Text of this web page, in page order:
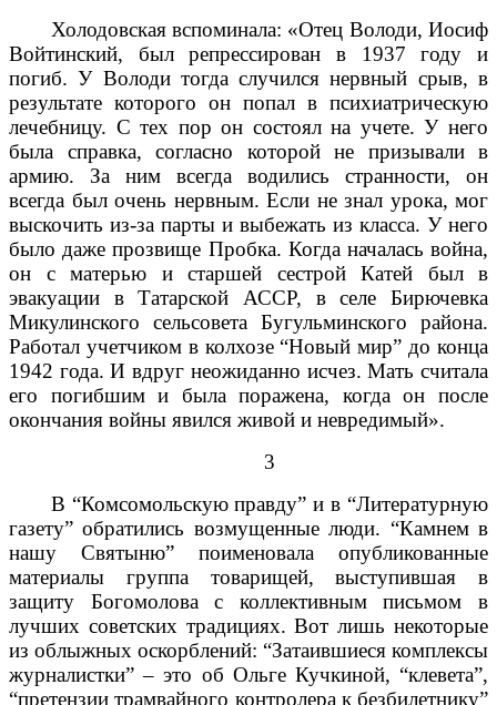
Холодовская вспоминала: «Отец Володи, Иосиф
Войтинский, был репрессирован в 1937 году и
погиб. У Володи тогда случился нервный срыв, в
результате которого он попал в психиатрическую
лечебницу. С тех пор он состоял на учете. У него
была справка, согласно которой не призывали в
армию. За ним всегда водились странности, он
всегда был очень нервным. Если не знал урока, мог
выскочить из-за парты и выбежать из класса. У него
было даже прозвище Пробка. Когда началась война,
он с матерью и старшей сестрой Катей был в
эвакуации в Татарской АССР, в селе Бирючевка
Микулинского сельсовета Бугульминского района.
Работал учетчиком в колхозе “Новый мир” до конца
1942 года. И вдруг неожиданно исчез. Мать считала
его погибшим и была поражена, когда он после
окончания войны явился живой и невредимый».
3
В “Комсомольскую правду” и в “Литературную
газету” обратились возмущенные люди. “Камнем в
нашу Святыню” поименовала опубликованные
материалы группа товарищей, выступившая в
защиту Богомолова с коллективным письмом в
лучших советских традициях. Вот лишь некоторые
из облыжных оскорблений: “Затаившиеся комплексы
журналистки” – это об Ольге Кучкиной, “клевета”,
“претензии трамвайного контролера к безбилетнику”